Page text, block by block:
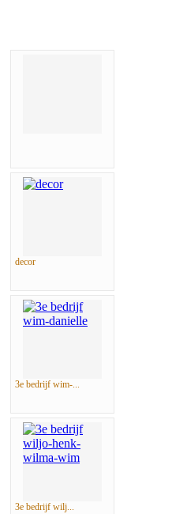
decor
3e bedrijf wim-...
3e bedrijf wilj...